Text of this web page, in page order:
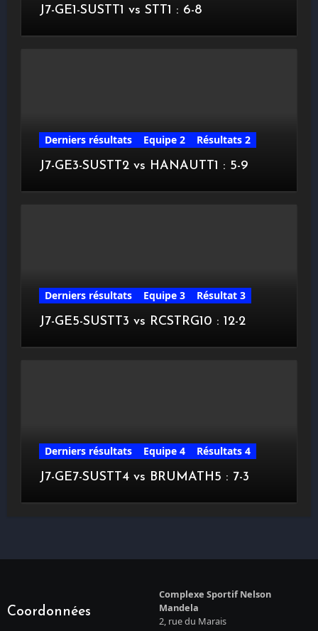
J7-GE1-SUSTT1 vs STT1 : 6-8
Derniers résultats Equipe 2
Résultats 2
J7-GE3-SUSTT2 vs HANAUTT1 : 5-9
Derniers résultats Equipe 3
Résultat 3
J7-GE5-SUSTT3 vs RCSTRG10 : 12-2
Derniers résultats Equipe 4
Résultats 4
J7-GE7-SUSTT4 vs BRUMATH5 : 7-3
Coordonnées
Complexe Sportif Nelson
Mandela
2, rue du Marais